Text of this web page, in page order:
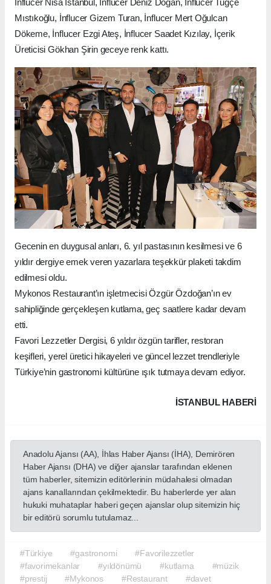
İnflucer Nisa İstanbul, İnflucer Deniz Dogan, İnflucer Tuğçe
Mıstıkoğlu, İnflucer Gizem Turan, İnflucer Mert Oğulcan
Dökeme, İnflucer Ezgi Ateş, İnflucer Saadet Kızılay, İçerik
Üreticisi Gökhan Şirin geceye renk kattı.
Gecenin en duygusal anları, 6. yıl pastasının kesilmesi ve 6
yıldır dergiye emek veren yazarlara teşekkür plaketi takdim
edilmesi oldu.
Mykonos Restaurant’ın işletmecisi Özgür Özdoğan’ın ev
sahipliğinde gerçekleşen kutlama, geç saatlere kadar devam
etti.
Favori Lezzetler Dergisi, 6 yıldır özgün tarifler, restoran
keşifleri, yerel üretici hikayeleri ve güncel lezzet trendleriyle
Türkiye’nin gastronomi kültürüne ışık tutmaya devam ediyor.
İSTANBUL HABERİ
Anadolu Ajansı (AA), İhlas Haber Ajansı (İHA), Demirören
Haber Ajansı (DHA) ve diğer ajanslar tarafından eklenen
tüm haberler, sitemizin editörlerinin müdahalesi olmadan
ajans kanallarından çekilmektedir. Bu haberlerde yer alan
hukuki muhataplar haberi geçen ajanslar olup sitemizin hiç
bir editörü sorumlu tutulamaz...
#Türkiye #gastronomi
#Favorilezzetler
#favorimekanlar
#yıldönümü #kutlama
#müzik
#prestij
#Mykonos #Restaurant #davet